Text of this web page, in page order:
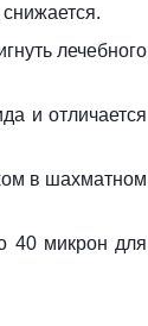
лечебного
и отличается
в шахматном
40 микрон для